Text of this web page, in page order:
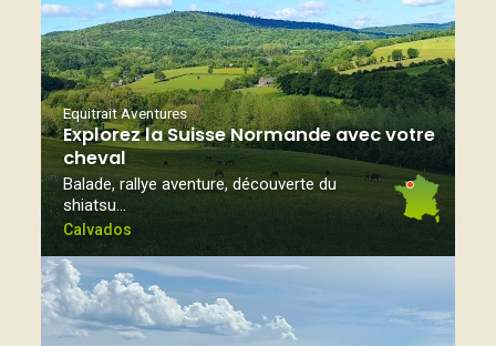
Equitrait Aventures
Explorez la Suisse Normande avec votre
cheval
Balade, rallye aventure, découverte du
shiatsu…
Calvados